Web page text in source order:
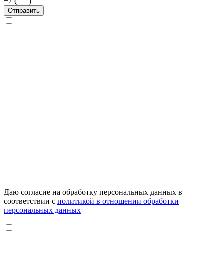
Отправить
Даю согласие на обработку персональных данных в
соответствии с политикой в отношении обработки
персональных данных